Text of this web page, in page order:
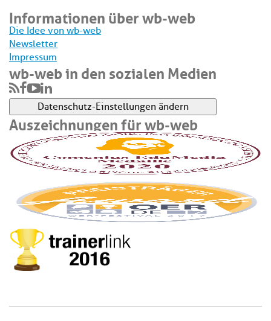
Informationen über wb-web
Die Idee von wb-web
Newsletter
Impressum
wb-web in den sozialen Medien
Datenschutz-Einstellungen ändern
Auszeichnungen für wb-web